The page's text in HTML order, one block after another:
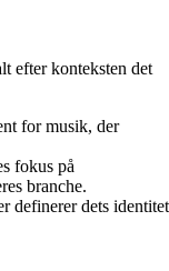
efter konteksten det
for musik, der
fokus på
branche.
definerer dets identitet